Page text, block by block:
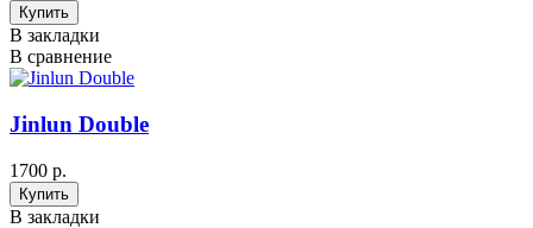
В закладки
В сравнение
Jinlun Double
1700 р.
В закладки